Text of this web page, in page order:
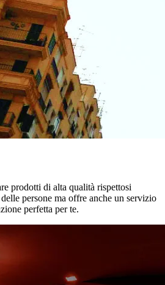
prodotti di alta qualità rispettosi
persone ma offre anche un servizio
perfetta per te.